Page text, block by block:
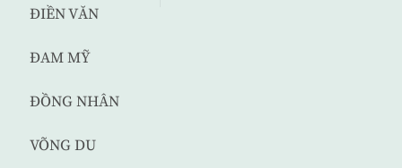
ĐIỀN VĂN
ĐAM MỸ
ĐỒNG NHÂN
VÕNG DU